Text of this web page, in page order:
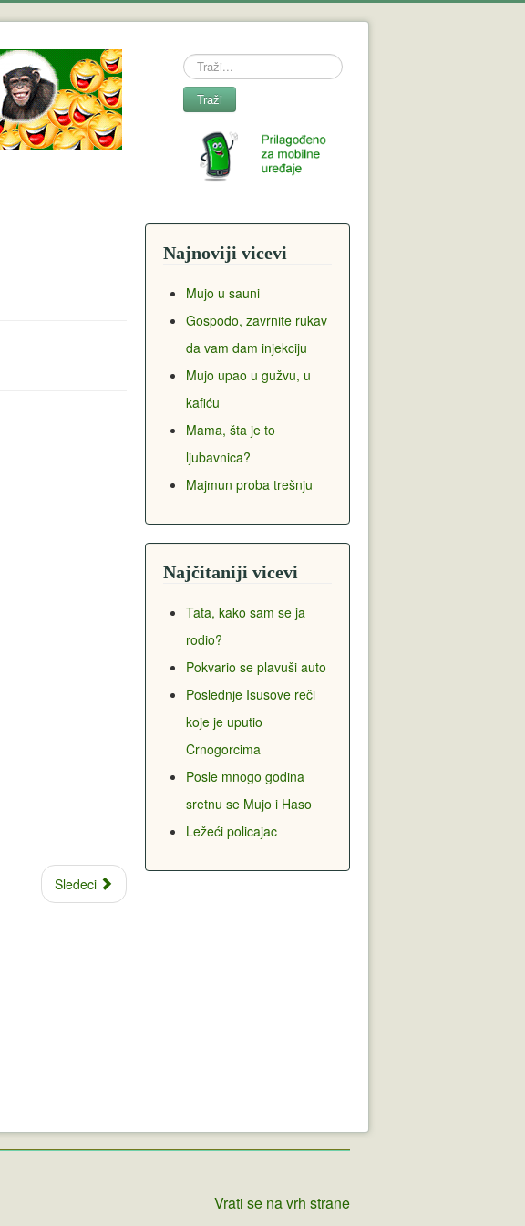
Search
Traži
Sledeci
Najnoviji vicevi
Mujo u sauni
Gospođo, zavrnite rukav
da vam dam injekciju
Mujo upao u gužvu, u
kafiću
Mama, šta je to
ljubavnica?
Majmun proba trešnju
Najčitaniji vicevi
Tata, kako sam se ja
rodio?
Pokvario se plavuši auto
Poslednje Isusove reči
koje je uputio
Crnogorcima
Posle mnogo godina
sretnu se Mujo i Haso
Ležeći policajac
Vrati se na vrh strane